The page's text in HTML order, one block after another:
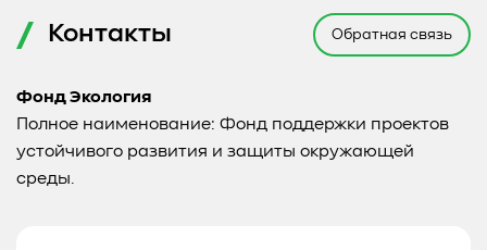
Контакты Обратная связь
Фонд Экология
Полное наименование: Фонд поддержки проектов
устойчивого развития и защиты окружающей
среды.